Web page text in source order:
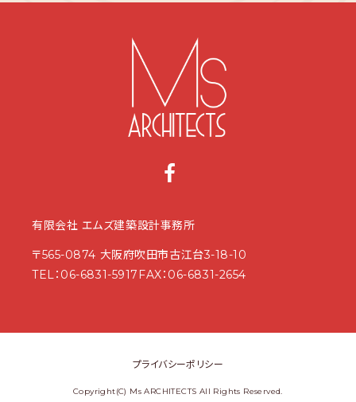
有限会社 エムズ建築設計事務所
〒565-0874 大阪府吹田市古江台3-18-10
TEL： 06-6831-5917 FAX：06-6831-2654
プライバシーポリシー
Copyright(C) Ms ARCHITECTS All Rights Reserved.